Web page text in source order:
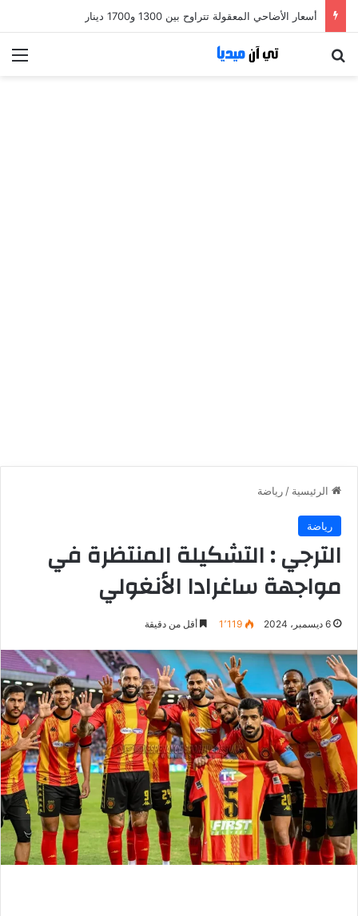
أسعار الأضاحي المعقولة تتراوح بين 1300 و1700 دينار
الرئيسية / رياضة
رياضة
الترجي : التشكيلة المنتظرة في
مواجهة ساغرادا الأنغولي
6 ديسمبر، 2024 1٬119 أقل من دقيقة